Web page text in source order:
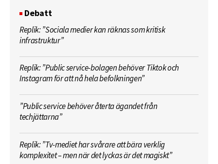
Debatt
Replik: ”Sociala medier kan räknas som kritisk
infrastruktur”
Replik: ”Public service-bolagen behöver Tiktok och
Instagram för att nå hela befolkningen”
”Public service behöver återta ägandet från
techjättarna”
Replik: ”Tv-mediet har svårare att bära verklig
komplexitet – men när det lyckas är det magiskt”